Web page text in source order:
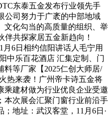
东泰五金发布行业领先手
公司努力于广袤的中部地域
文化勾当的高质量的组织、举
共探家居五金新趋向！
6日相约信阳讲话人毛宁用
中乐百花酒店 汇集定制、门
料等厂家【2025仁创大师居/
热来袭！广州帝卡诗五金将
乘建材做为行业优良企业受邀
本次展会汇聚门窗行业前沿手
地址：武汉客堂，11月6日·